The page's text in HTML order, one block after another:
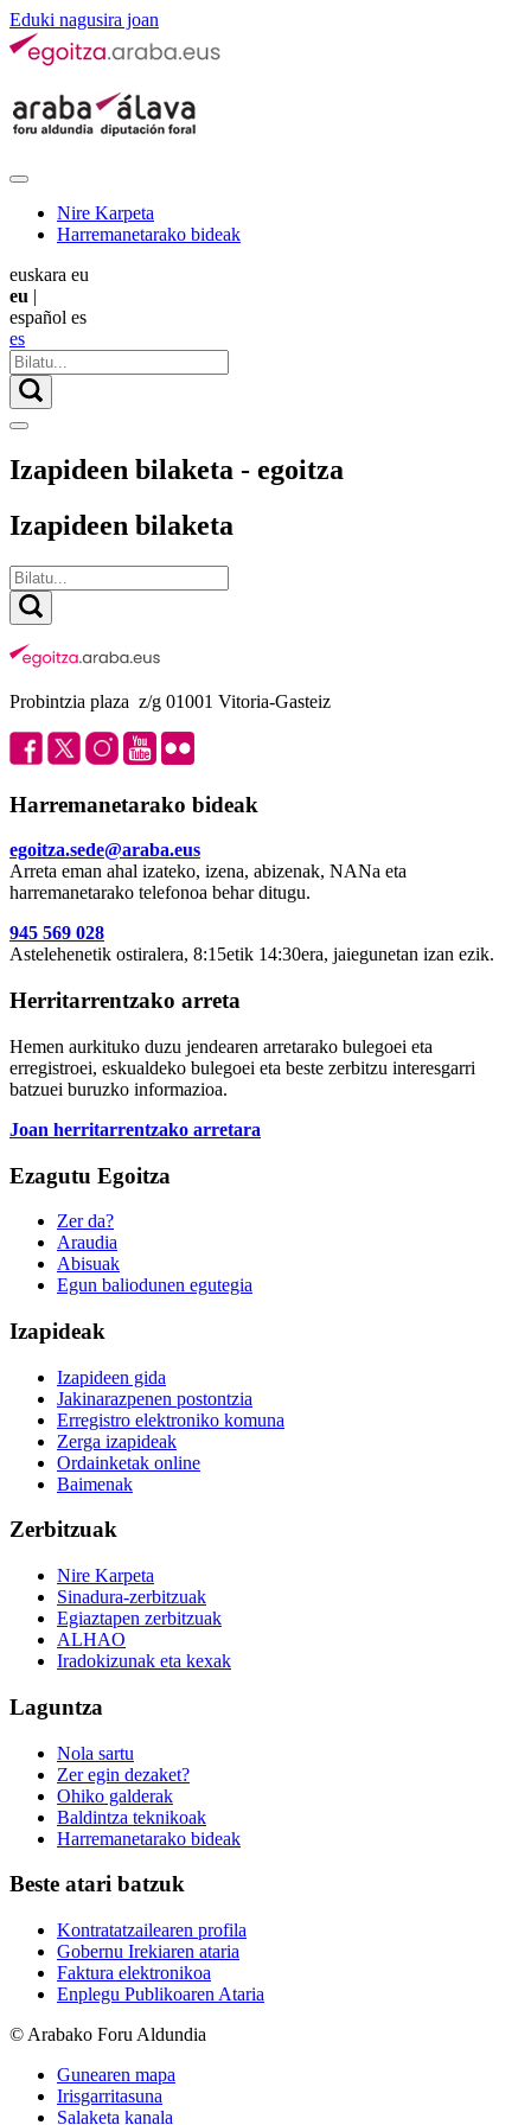
Eduki nagusira joan
Nire Karpeta
Harremanetarako bideak
euskara eu
eu |
español es
es
Izapideen bilaketa - egoitza
Izapideen bilaketa
Probintzia plaza z/g 01001 Vitoria-Gasteiz
Harremanetarako bideak
egoitza.sede@araba.eus
Arreta eman ahal izateko, izena, abizenak, NANa eta
harremanetarako telefonoa behar ditugu.
945 569 028
Astelehenetik ostiralera, 8:15etik 14:30era, jaiegunetan izan ezik.
Herritarrentzako arreta
Hemen aurkituko duzu jendearen arretarako bulegoei eta
erregistroei, eskualdeko bulegoei eta beste zerbitzu interesgarri
batzuei buruzko informazioa.
Joan herritarrentzako arretara
Ezagutu Egoitza
Zer da?
Araudia
Abisuak
Egun baliodunen egutegia
Izapideak
Izapideen gida
Jakinarazpenen postontzia
Erregistro elektroniko komuna
Zerga izapideak
Ordainketak online
Baimenak
Zerbitzuak
Nire Karpeta
Sinadura-zerbitzuak
Egiaztapen zerbitzuak
ALHAO
Iradokizunak eta kexak
Laguntza
Nola sartu
Zer egin dezaket?
Ohiko galderak
Baldintza teknikoak
Harremanetarako bideak
Beste atari batzuk
Kontratatzailearen profila
Gobernu Irekiaren ataria
Faktura elektronikoa
Enplegu Publikoaren Ataria
© Arabako Foru Aldundia
Gunearen mapa
Irisgarritasuna
Salaketa kanala